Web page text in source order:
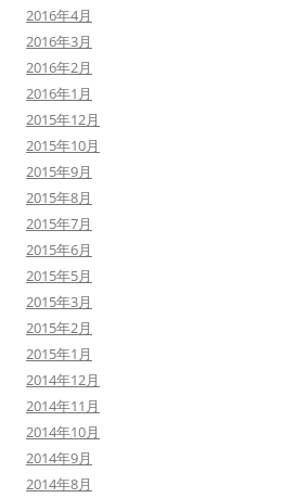
2016年4月
2016年3月
2016年2月
2016年1月
2015年12月
2015年10月
2015年9月
2015年8月
2015年7月
2015年6月
2015年5月
2015年3月
2015年2月
2015年1月
2014年12月
2014年11月
2014年10月
2014年9月
2014年8月